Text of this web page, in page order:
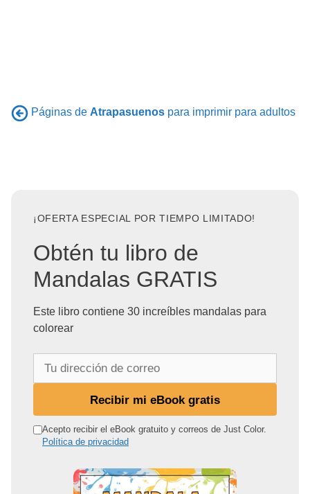
Páginas de Atrapasuenos para imprimir para adultos
¡OFERTA ESPECIAL POR TIEMPO LIMITADO!
Obtén tu libro de
Mandalas GRATIS
Este libro contiene 30 increíbles mandalas para
colorear
r
Recibir mi eBook gratis
Acepto recibir el eBook gratuito y correos de Just Color.
Política de privacidad